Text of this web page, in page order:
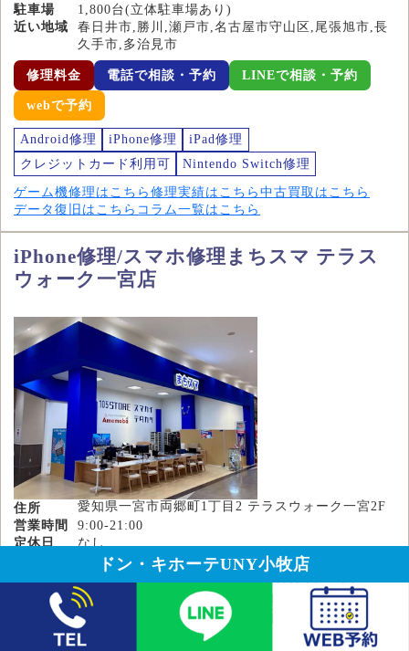
駐車場
1,800台(立体駐車場あり)
近い地域
春日井市,勝川,瀬戸市,名古屋市守山区,尾張旭市,長
久手市,多治見市
修理料金 電話で相談・予約 LINEで相談・予約
webで予約
Android修理 iPhone修理
iPad修理
クレジットカード利用可
Nintendo Switch修理
ゲーム機修理はこちら 修理実績はこちら 中古買取はこちら
データ復旧はこちら コラム一覧はこちら
iPhone修理/スマホ修理まちスマ テラス
ウォーク一宮店
住所
愛知県一宮市両郷町1丁目2 テラスウォーク一宮2F
営業時間
9:00-21:00
定休日
なし
1,300台(立体駐車場あり)
修理料金 電話で相談・予約 LINEで相談・予約
webで予約
ドン・キホーテUNY小牧店